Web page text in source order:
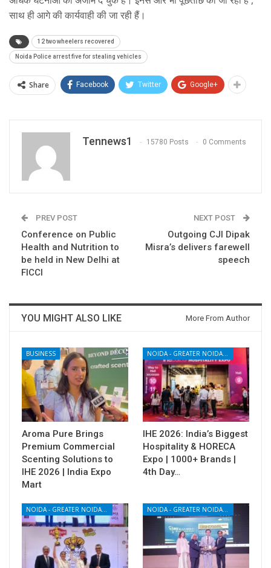
साथ ही आगे की कार्यवाही की जा रही हैं।
12 two wheelers recovered
Noida Police arrest five for stealing vehicles
Share Facebook Twitter Google+
Tennews1 15780 Posts 0 Comments
PREV POST
Conference on Public
Health and Nutrition to
be held in New Delhi at
FICCI
NEXT POST
Outgoing CJI Dipak
Misra’s delivers farewell
speech
YOU MIGHT ALSO LIKE More From Author
BUSINESS
Aroma Pure Brings
Premium Commercial
Scenting Solutions to
IHE 2026 | India Expo
Mart
IHE 2026: India’s Biggest
Hospitality & HORECA
Expo | 1000+ Brands |
4th Day…
NOIDA - GREATER NOIDA - YAMUNA EXPRESSWAY NOIDA - GREATER NOIDA - YAMUNA EXPRESSWAY